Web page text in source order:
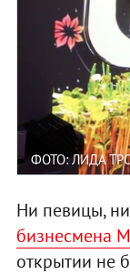
ФОТО: ЛИДА
Ни певицы,
бизнесмена
открытии не